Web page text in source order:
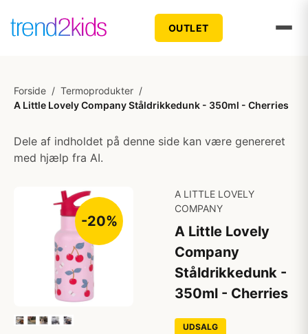
OUTLET
Forside / Termoprodukter /
A Little Lovely Company Ståldrikkedunk - 350ml - Cherries
Dele af indholdet på denne side kan være genereret
med hjælp fra AI.
-20%
A LITTLE LOVELY
COMPANY
A Little Lovely
Company
Ståldrikkedunk -
350ml - Cherries
UDSALG